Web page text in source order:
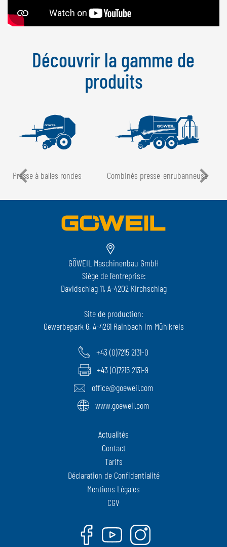
Découvrir la gamme de
produits
Presse à balles rondes Combinés presse-enrubanneuse
GÖWEIL Maschinenbau GmbH
Siège de l'entreprise:
Davidschlag 11, A-4202 Kirchschlag
Site de production:
Gewerbepark 6, A-4261 Rainbach im Mühlkreis
+43 (0)7215 2131-0
+43 (0)7215 2131-9
office@goeweil.com
www.goeweil.com
Actualités
Contact
Tarifs
Déclaration de Confidentialité
Mentions Légales
CGV